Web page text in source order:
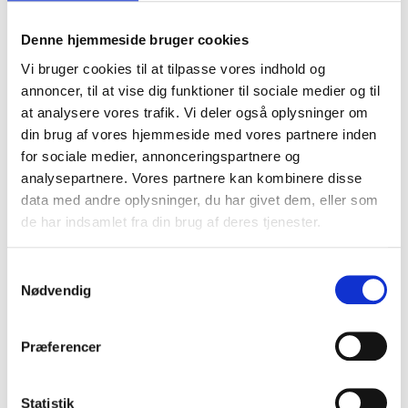
Denne hjemmeside bruger cookies
Vi bruger cookies til at tilpasse vores indhold og
annoncer, til at vise dig funktioner til sociale medier og til
at analysere vores trafik. Vi deler også oplysninger om
din brug af vores hjemmeside med vores partnere inden
for sociale medier, annonceringspartnere og
analysepartnere. Vores partnere kan kombinere disse
data med andre oplysninger, du har givet dem, eller som
de har indsamlet fra din brug af deres tjenester.
Nødvendig
Præferencer
Statistik
Kvinde og lille barn fundet i brandgrave
20. juni 2026